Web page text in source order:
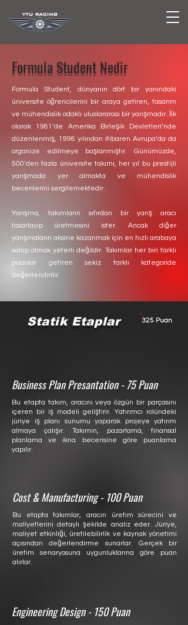
Formula Student Nedir
Formula Student, dünyanın dört bir yanındaki
üniversite öğrencilerini bir araya getiren, tasarım
ve mühendislik odaklı uluslararası bir yarışmadır. İlk
olarak 1981’de Amerika Birleşik Devletleri’nde
düzenlenmiş, 1998 yılından itibaren Avrupa’da da
organize edilmeye başlanmıştır. Günümüzde,
500’den fazla üniversite takımı, her yıl bu prestijli
yarışmada yer almakta ve mühendislik
becerilerini sergilemektedir.
Yarışma, takımların sıfırdan bir yarış aracı
tasarlayıp üretmesini ister. Ancak diğer
yarışmaların aksine kazanmak için en hızlı arabaya
sahip olmak yeterli değildir. Takımlar her biri farklı
puanlar getiren sekiz farklı kategoride
değerlendirilir.
Statik Etaplar 325 Puan
Business Plan Presantation - 75 Puan
Bu etapta takım, aracını veya özgün bir parçasını
içeren bir iş modeli geliştirir. Yatırımcı rolündeki
jüriye iş planı sunumu yaparak projeye yatırım
almaya çalışır. Takımın, pazarlama, finansal
planlama ve ikna becerisine göre puanlama
yapılır.
Cost & Manufacturing - 100 Puan
Bu etapta takımlar, aracın üretim sürecini ve
maliyetlerini detaylı şekilde analiz eder. Jüriye,
maliyet etkinliği, üretilebilirlik ve kaynak yönetimi
açısından değerlendirme sunarlar. Gerçek bir
üretim senaryosuna uygunluklarına göre puan
alırlar.
Engineering Design - 150 Puan